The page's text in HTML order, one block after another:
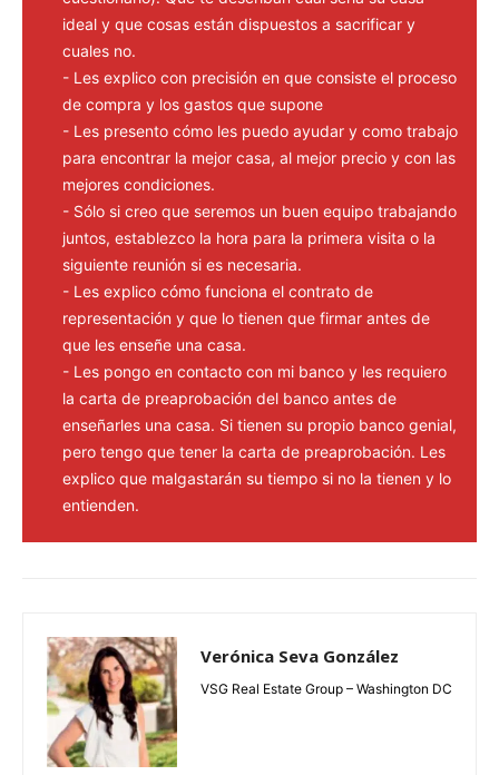
ideal y que cosas están dispuestos a sacrificar y
cuales no.
- Les explico con precisión en que consiste el proceso
de compra y los gastos que supone
- Les presento cómo les puedo ayudar y como trabajo
para encontrar la mejor casa, al mejor precio y con las
mejores condiciones.
- Sólo si creo que seremos un buen equipo trabajando
juntos, establezco la hora para la primera visita o la
siguiente reunión si es necesaria.
- Les explico cómo funciona el contrato de
representación y que lo tienen que firmar antes de
que les enseñe una casa.
- Les pongo en contacto con mi banco y les requiero
la carta de preaprobación del banco antes de
enseñarles una casa. Si tienen su propio banco genial,
pero tengo que tener la carta de preaprobación. Les
explico que malgastarán su tiempo si no la tienen y lo
entienden.
Verónica Seva González
VSG Real Estate Group – Washington DC